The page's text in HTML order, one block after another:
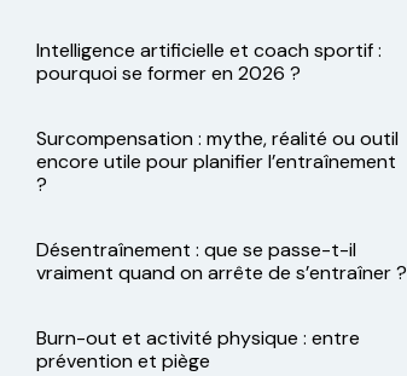
Intelligence artificielle et coach sportif :
pourquoi se former en 2026 ?
Surcompensation : mythe, réalité ou outil
encore utile pour planifier l’entraînement
?
Désentraînement : que se passe-t-il
vraiment quand on arrête de s’entraîner ?
Burn-out et activité physique : entre
prévention et piège